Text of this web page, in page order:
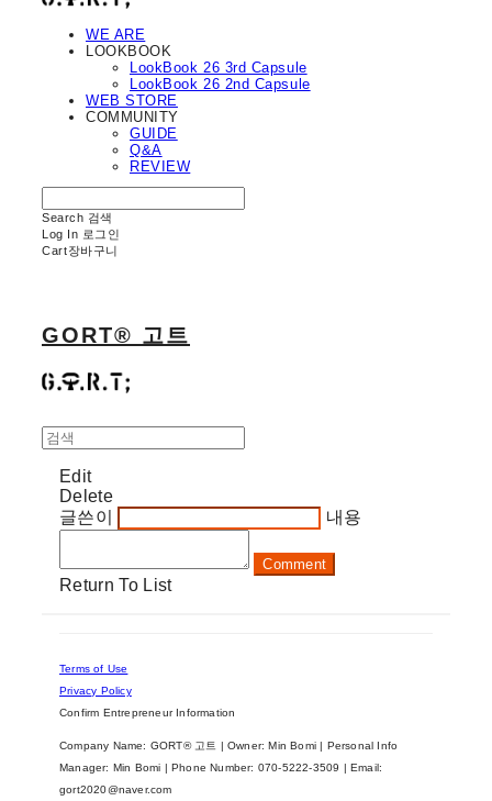
WE ARE
LOOKBOOK
LookBook 26 3rd Capsule
LookBook 26 2nd Capsule
WEB STORE
COMMUNITY
GUIDE
Q&A
REVIEW
Search 검색
Log In 로그인
Cart장바구니
GORT® 고트
Edit
Delete
글쓴이
내용
Comment
Return To List
Terms of Use
Privacy Policy
Confirm Entrepreneur Information
Company Name: GORT® 고트 | Owner: Min Bomi | Personal Info
Manager: Min Bomi | Phone Number: 070-5222-3509 | Email:
gort2020@naver.com